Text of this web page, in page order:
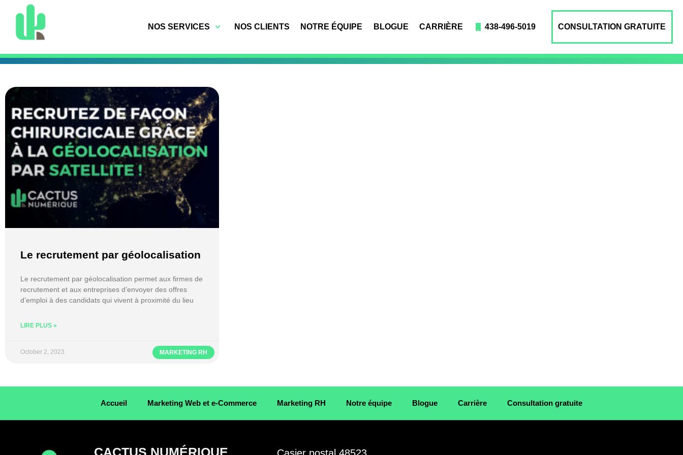
NOS SERVICES NOS CLIENTS NOTRE ÉQUIPE BLOGUE CARRIÈRE 438-496-5019 CONSULTATION GRATUITE
MARKETING RH
Le recrutement par géolocalisation
Le recrutement par géolocalisation permet aux firmes de
recrutement et aux entreprises d’envoyer des offres
d’emploi à des candidats qui vivent à proximité du lieu
LIRE PLUS »
October 2, 2023
Accueil Marketing Web et e-Commerce Marketing RH Notre équipe Blogue Carrière Consultation gratuite
CACTUS NUMÉRIQUE